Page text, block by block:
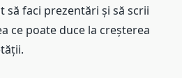
să faci prezentări și să scrii
ce poate duce la creșterea